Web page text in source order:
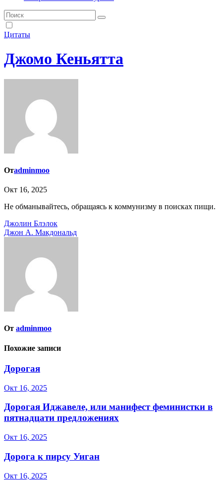
Цитаты
Джомо Кеньятта
Отadminmoo
Окт 16, 2025
Не обманывайтесь, обращаясь к коммунизму в поисках пищи.
Навигация
по
Джолин Блэлок
Джон А. Макдональд
От adminmoo
Похожие записи
Дорогая
Окт 16, 2025
Дорогая Иджавеле, или манифест феминистки в
пятнадцати предложениях
Окт 16, 2025
Дорога к пирсу Уиган
Окт 16, 2025